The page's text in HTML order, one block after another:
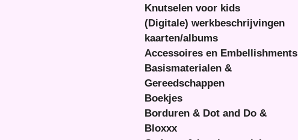
Knutselen voor kids
(Digitale) werkbeschrijvingen
kaarten/albums
Accessoires en Embellishments
Basismaterialen &
Gereedschappen
Boekjes
Borduren & Dot and Do &
Bloxxx